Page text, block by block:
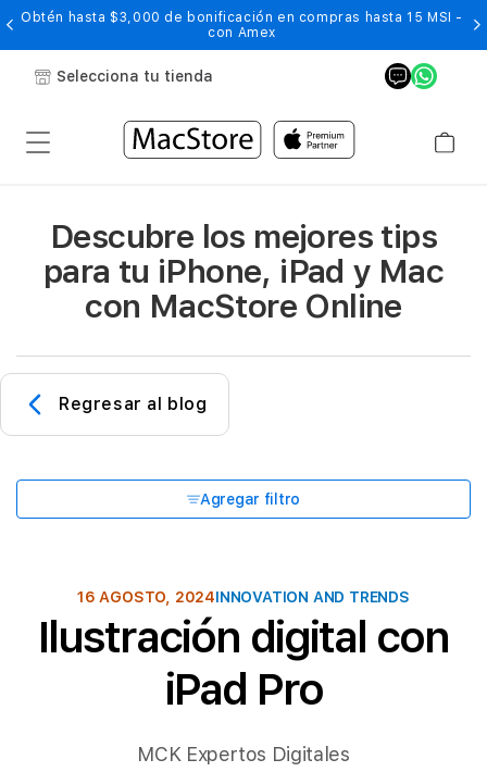
Obtén hasta $3,000 de bonificación en compras hasta 15 MSI -
con Amex
Selecciona tu tienda
Descubre los mejores tips
para tu iPhone, iPad y Mac
con MacStore Online
Regresar al blog
Agregar filtro
16 AGOSTO, 2024INNOVATION AND TRENDS
Ilustración digital con
iPad Pro
MCK Expertos Digitales